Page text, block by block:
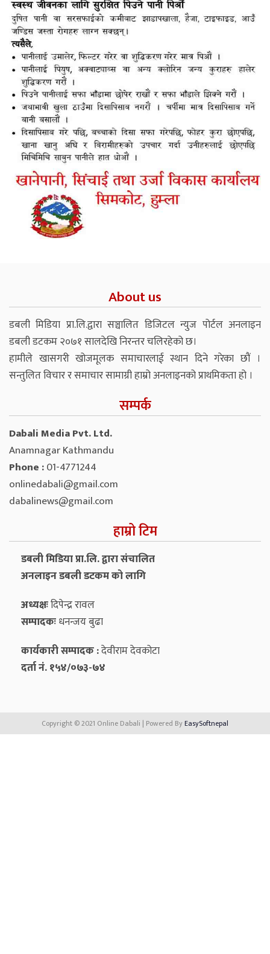
About us
डबली मिडिया प्रा.लि.द्वारा सञ्चालित डिजिटल न्युज पोर्टल अनलाइन
डबली डटकम २०७१ सालदेखि निरन्तर चलिरहेको छ।
हामीले खासगरी खोजमूलक समाचारलाई स्थान दिने गरेका छौं ।
सन्तुलित विचार र समाचार सामाग्री हाम्रो अनलाइनको प्राथमिकता हो ।
सम्पर्क
Dabali Media Pvt. Ltd.
Anamnagar Kathmandu
Phone :01-4771244
onlinedabali@gmail.com
dabalinews@gmail.com
हाम्रो टिम
डबली मिडिया प्रा.लि. द्वारा संचालित
अनलाइन डबली डटकम को लागि
अध्यक्षःदिपेन्द्र रावल
सम्पादकःधनन्‍जय बुढा
कार्यकारी सम्पादक :देवीराम देवकोटा
दर्ता नं. १५४/०७३-७४
Copyright © 2021 Online Dabali | Powered ByEasySoftnepal